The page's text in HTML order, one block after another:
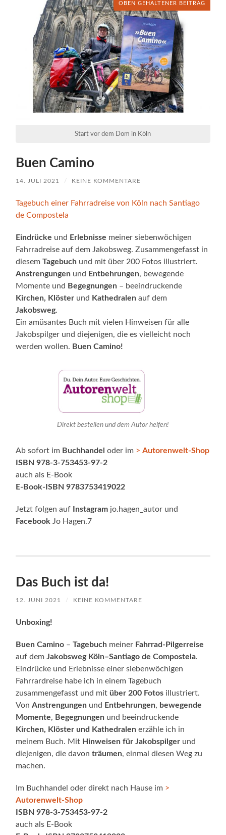
OBEN GEHALTENER BEITRAG
Start vor dem Dom in Köln
Buen Camino
14. JULI 2021 / KEINE KOMMENTARE
Tagebuch einer Fahrradreise von Köln nach Santiago
de Compostela
Eindrücke und Erlebnisse meiner siebenwöchigen
Fahrradreise auf dem Jakobsweg. Zusammengefasst in
diesemTagebuch und mit über 200 Fotos illustriert.
Anstrengungen und Entbehrungen, bewegende
Momente und Begegnungen – beeindruckende
Kirchen, Klöster und Kathedralen auf dem
Jakobsweg.
Ein amüsantes Buch mit vielen Hinweisen für alle
Jakobspilger und diejenigen, die es vielleicht noch
werden wollen. Buen Camino!
Direkt bestellen und dem Autor helfen!
Ab sofort im Buchhandel oder im >Autorenwelt-Shop
ISBN 978-3-753453-97-2
auch als E-Book
E-Book-ISBN 9783753419022
Jetzt folgen auf Instagram jo.hagen_autor und
Facebook Jo Hagen.7
Das Buch ist da!
12. JUNI 2021 / KEINE KOMMENTARE
Unboxing!
Buen Camino –Tagebuch meiner Fahrrad-Pilgerreise
auf demJakobsweg Köln–Santiago de Compostela.
Eindrücke und Erlebnisse einer siebenwöchigen
Fahrrardreise habe ich in einem Tagebuch
zusammengefasst und mit über 200 Fotos illustriert.
VonAnstrengungen und Entbehrungen, bewegende
Momente, Begegnungen und beeindruckende
Kirchen, Klöster und Kathedralen erzähle ich in
meinem Buch. Mit Hinweisen für Jakobspilger und
diejenigen, die davonträumen, einmal diesen Weg zu
machen.
Im Buchhandel oder direkt nach Hause im >
Autorenwelt-Shop
ISBN 978-3-753453-97-2
auch als E-Book